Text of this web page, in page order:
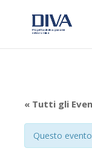
« Tutti gli
Questo